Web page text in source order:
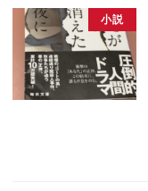
小説